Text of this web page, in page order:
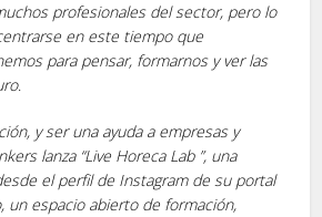
profesionales del sector, pero lo
en este tiempo que
para pensar, formarnos y ver las
.
y ser una ayuda a empresas y
lanza “Live Horeca Lab ”, una
el perfil de Instagram de su portal
un espacio abierto de formación,